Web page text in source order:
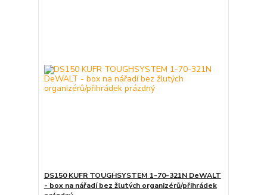
DS150 KUFR TOUGHSYSTEM 1-70-321N DeWALT
- box na nářadí bez žlutých organizérů/přihrádek